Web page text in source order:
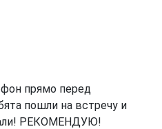
прямо перед
пошли на встречу и
РЕКОМЕНДУЮ!